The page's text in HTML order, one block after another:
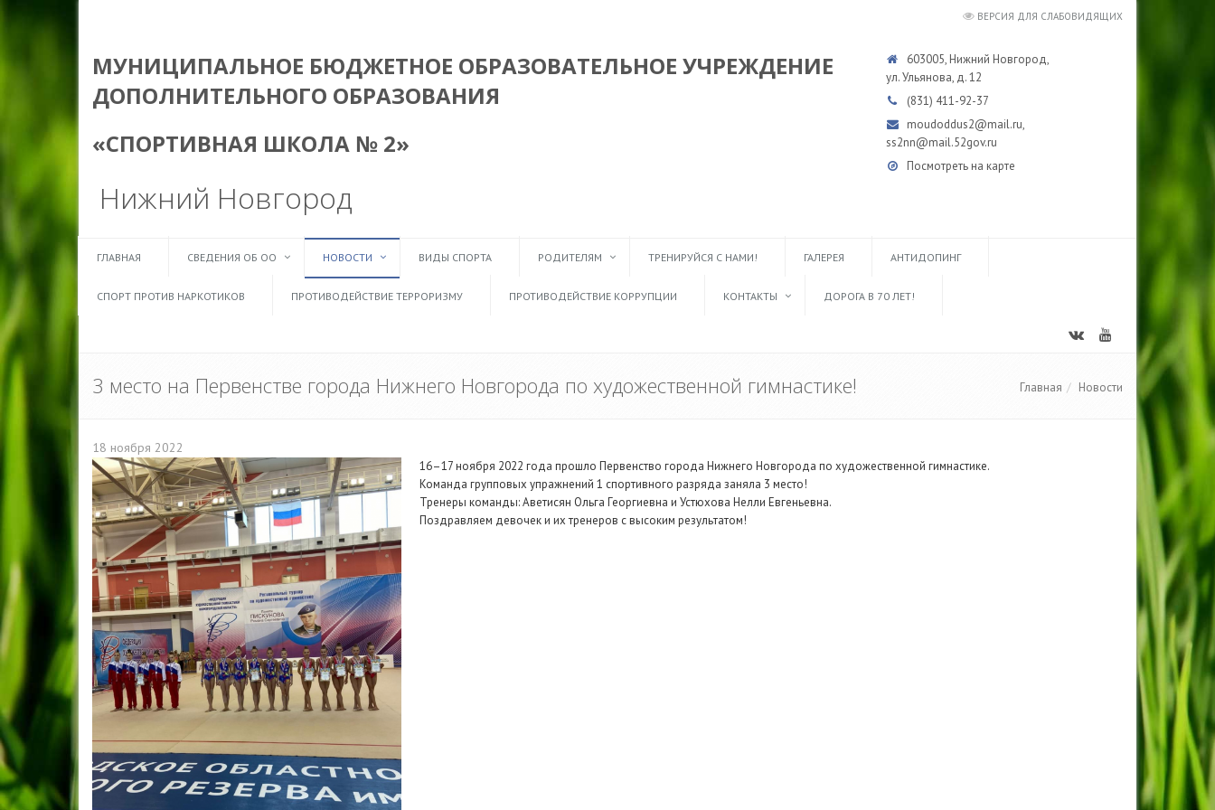
ВЕРСИЯ ДЛЯ СЛАБОВИДЯЩИХ
МУНИЦИПАЛЬНОЕ БЮДЖЕТНОЕ ОБРАЗОВАТЕЛЬНОЕ УЧРЕЖДЕНИЕ
ДОПОЛНИТЕЛЬНОГО ОБРАЗОВАНИЯ
«СПОРТИВНАЯ ШКОЛА № 2»
Нижний Новгород
603005, Нижний Новгород,
ул. Ульянова, д. 12
(831) 411-92-37
moudoddus2@mail.ru,
ss2nn@mail.52gov.ru
Посмотреть на карте
ГЛАВНАЯ СВЕДЕНИЯ ОБ ОО НОВОСТИ ВИДЫ СПОРТА РОДИТЕЛЯМ ТРЕНИРУЙСЯ С НАМИ! ГАЛЕРЕЯ АНТИДОПИНГ
СПОРТ ПРОТИВ НАРКОТИКОВ ПРОТИВОДЕЙСТВИЕ ТЕРРОРИЗМУ ПРОТИВОДЕЙСТВИЕ КОРРУПЦИИ КОНТАКТЫ ДОРОГА В 70 ЛЕТ!
3 место на Первенстве города Нижнего Новгорода по художественной гимнастике! Главная Новости
18 ноября 2022
16–17 ноября 2022 года прошло Первенство города Нижнего Новгорода по художественной гимнастике.
Команда групповых упражнений 1 спортивного разряда заняла 3 место!
Тренеры команды: Аветисян Ольга Георгиевна и Устюхова Нелли Евгеньевна.
Поздравляем девочек и их тренеров с высоким результатом!